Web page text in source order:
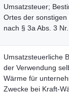
Umsatzsteuer;
Ortes der sonstigen
nach § 3a Abs. 3
Umsatzsteuerliche
der Verwendung
Wärme für
Zwecke bei Kraft-